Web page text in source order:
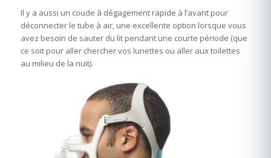
Il y a aussi un coude à dégagement rapide à l’avant pour
déconnecter le tube à air, une excellente option lorsque vous
avez besoin de sauter du lit pendant une courte période (que
ce soit pour aller chercher vos lunettes ou aller aux toilettes
au milieu de la nuit).